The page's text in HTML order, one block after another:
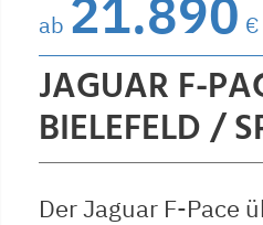
ab 21.890
JAGUAR F-
BIELEFELD /
Der Jaguar F-Pace